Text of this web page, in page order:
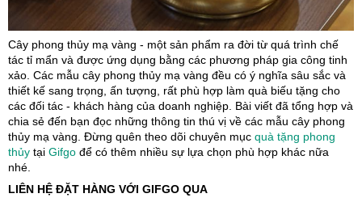
Cây phong thủy mạ vàng - một sản phẩm ra đời từ quá trình chế
tác tỉ mẩn và được ứng dụng bằng các phương pháp gia công tinh
xảo. Các mẫu cây phong thủy mạ vàng đều có ý nghĩa sâu sắc và
thiết kế sang trọng, ấn tượng, rất phù hợp làm quà biếu tặng cho
các đối tác - khách hàng của doanh nghiệp. Bài viết đã tổng hợp và
chia sẻ đến bạn đọc những thông tin thú vị về các mẫu cây phong
thủy mạ vàng. Đừng quên theo dõi chuyên mục quà tặng phong
thủy tại Gifgo để có thêm nhiều sự lựa chọn phù hợp khác nữa
nhé.
LIÊN HỆ ĐẶT HÀNG VỚI GIFGO QUA